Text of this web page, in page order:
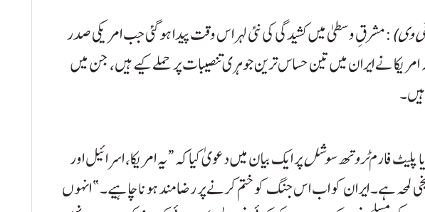
وی): مشرقِ وسطیٰ میں کشیدگی کی نئی لہر اس وقت پیدا ہو گئی جب امریکی صدر
نے ایران میں تین حساس ترین جوہری تنصیبات پر حملے کیے ہیں، جن میں
فارمٹروتھ سوشلپر ایک بیان میں دعویٰ کیا کہ “یہ امریکا، اسرائیل اور
لمحہ ہے۔ ایران کو اب اس جنگ کو ختم کرنے پر رضامند ہونا چاہیے۔” انہوں